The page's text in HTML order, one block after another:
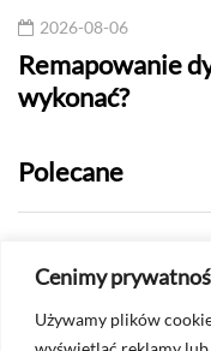
Cenimy
Używamy plików
2026-08-06
Remapowanie
wykonać?
Polecane